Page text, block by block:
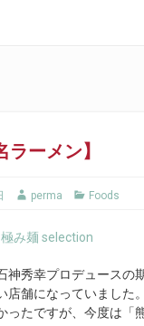
ラーメン】
perma Foods
み麺 selection
神秀幸プロデュースの
店舗になっていました
ったですが、今度は「